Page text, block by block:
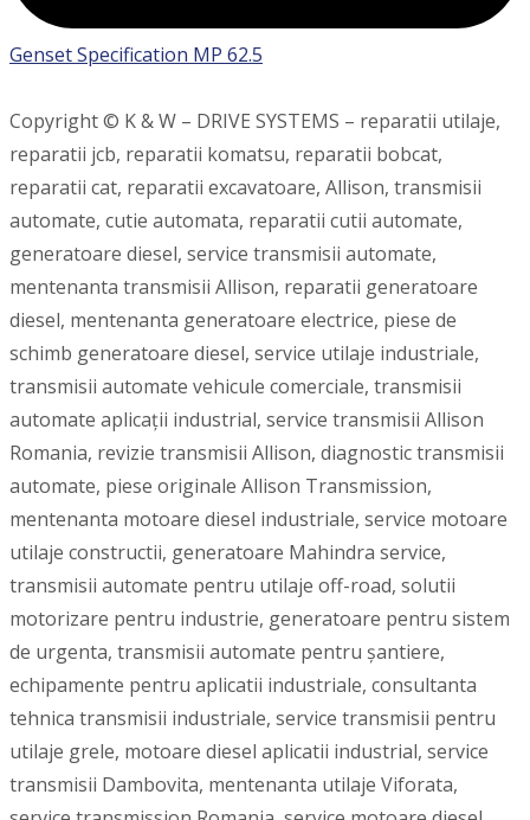
Genset Specification MP 62.5
Copyright © K & W – DRIVE SYSTEMS – reparatii utilaje,
reparatii jcb, reparatii komatsu, reparatii bobcat,
reparatii cat, reparatii excavatoare, Allison, transmisii
automate, cutie automata, reparatii cutii automate,
generatoare diesel, service transmisii automate,
mentenanta transmisii Allison, reparatii generatoare
diesel, mentenanta generatoare electrice, piese de
schimb generatoare diesel, service utilaje industriale,
transmisii automate vehicule comerciale, transmisii
automate aplicații industrial, service transmisii Allison
Romania, revizie transmisii Allison, diagnostic transmisii
automate, piese originale Allison Transmission,
mentenanta motoare diesel industriale, service motoare
utilaje constructii, generatoare Mahindra service,
transmisii automate pentru utilaje off-road, solutii
motorizare pentru industrie, generatoare pentru sistem
de urgenta, transmisii automate pentru șantiere,
echipamente pentru aplicatii industriale, consultanta
tehnica transmisii industriale, service transmisii pentru
utilaje grele, motoare diesel aplicatii industrial, service
transmisii Dambovita, mentenanta utilaje Viforata,